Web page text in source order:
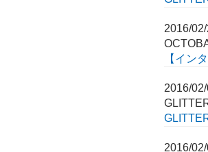
2016/
【イン
2016/
2016/